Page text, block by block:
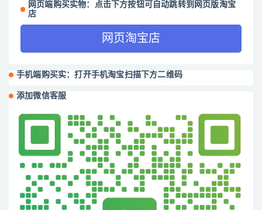
网页端购买实物：点击下方按钮可自动跳转到网页版淘宝
店
网页淘宝店
手机端购买实：打开手机淘宝扫描下方二维码
添加微信客服